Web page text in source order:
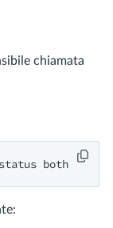
chiamata